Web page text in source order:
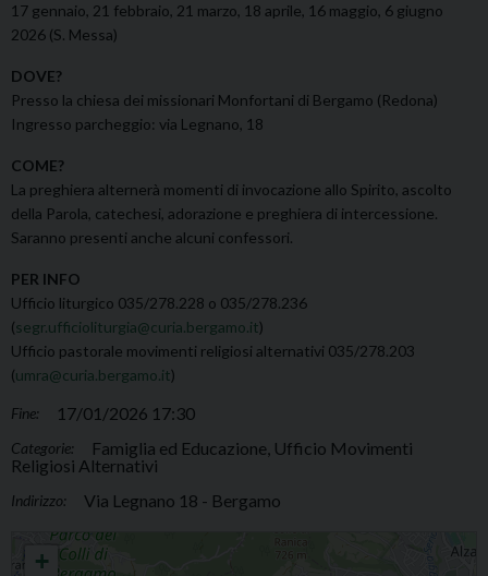
17 gennaio, 21 febbraio, 21 marzo, 18 aprile, 16 maggio, 6 giugno
2026 (S. Messa)
DOVE?
Presso la chiesa dei missionari Monfortani di Bergamo (Redona)
Ingresso parcheggio: via Legnano, 18
COME?
La preghiera alternerà momenti di invocazione allo Spirito, ascolto
della Parola, catechesi, adorazione e preghiera di intercessione.
Saranno presenti anche alcuni confessori.
PER INFO
Ufficio liturgico 035/278.228 o 035/278.236
(segr.ufficioliturgia@curia.bergamo.it)
Ufficio pastorale movimenti religiosi alternativi 035/278.203
(umra@curia.bergamo.it)
Fine: 17/01/2026 17:30
Categorie:
Famiglia ed Educazione, Ufficio Movimenti
Religiosi Alternativi
Indirizzo: Via Legnano 18 - Bergamo
Incontri di preghiera nella prova
+